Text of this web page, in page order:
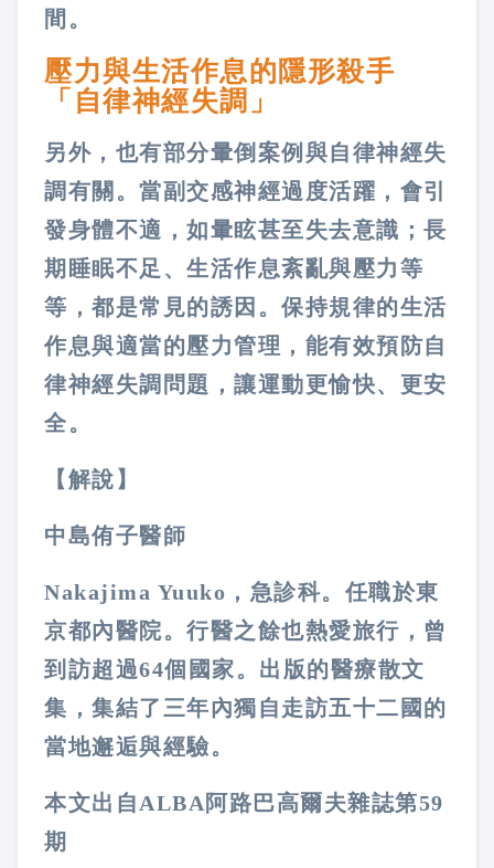
間。
壓力與生活作息的隱形殺手
「自律神經失調」
另外，也有部分暈倒案例與自律神經失
調有關。當副交感神經過度活躍，會引
發身體不適，如暈眩甚至失去意識；長
期睡眠不足、生活作息紊亂與壓力等
等，都是常見的誘因。保持規律的生活
作息與適當的壓力管理，能有效預防自
律神經失調問題，讓運動更愉快、更安
全。
【解說】
中島侑子醫師
Nakajima Yuuko，急診科。任職於東
京都內醫院。行醫之餘也熱愛旅行，曾
到訪超過64個國家。出版的醫療散文
集，集結了三年內獨自走訪五十二國的
當地邂逅與經驗。
本文出自ALBA阿路巴高爾夫雜誌第59
期